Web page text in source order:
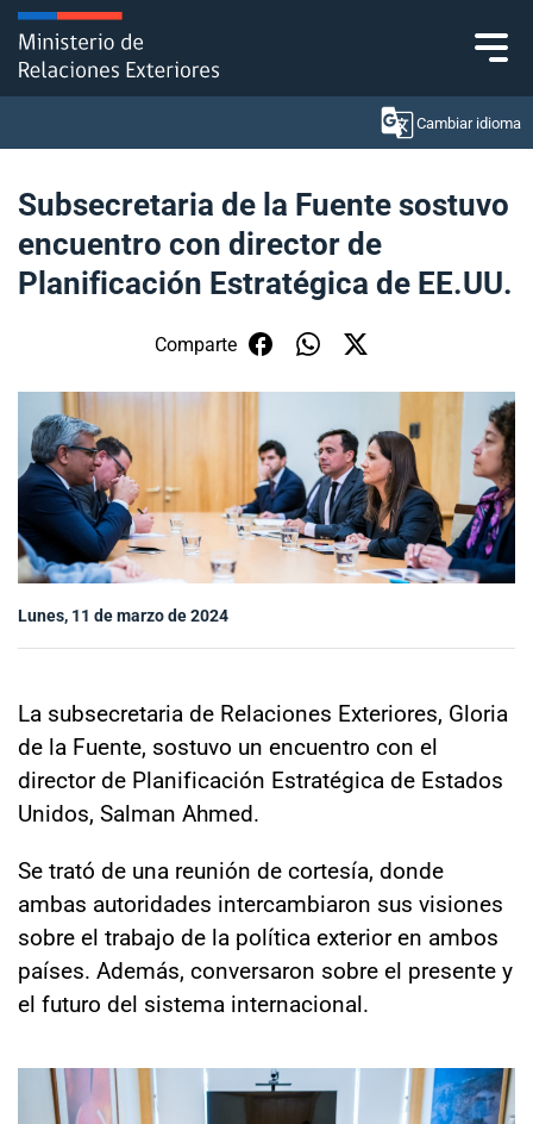
Click acá para ir directamente al contenido
Cambiar idioma
Ministerio
Política Exterior
Embajadas y consulados
Servicios ciudadanos
Subsecretaría de Relaciones Económicas
Internacionales
Sala de prensa
Subsecretaria de la Fuente sostuvo
encuentro con director de
Planificación Estratégica de EE.UU.
Comparte
Lunes, 11 de marzo de 2024
La subsecretaria de Relaciones Exteriores, Gloria
de la Fuente, sostuvo un encuentro con el
director de Planificación Estratégica de Estados
Unidos, Salman Ahmed.
Se trató de una reunión de cortesía, donde
ambas autoridades intercambiaron sus visiones
sobre el trabajo de la política exterior en ambos
países. Además, conversaron sobre el presente y
el futuro del sistema internacional.